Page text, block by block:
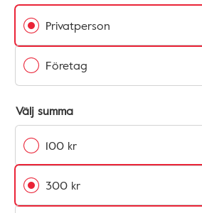
Privatperson
Företag
Välj summa
100 kr
300 kr